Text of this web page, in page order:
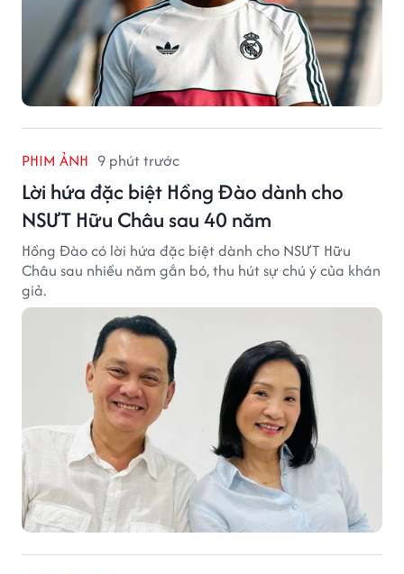
PHIM ẢNH 9 phút trước
Lời hứa đặc biệt Hồng Đào dành cho
NSƯT Hữu Châu sau 40 năm
Hồng Đào có lời hứa đặc biệt dành cho NSƯT Hữu
Châu sau nhiều năm gắn bó, thu hút sự chú ý của khán
giả.